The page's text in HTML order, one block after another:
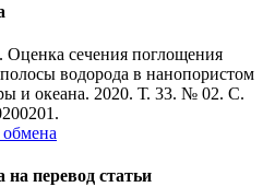
сечения поглощения
водорода в нанопористом
и океана. 2020. Т. 33. № 02. С.
перевод статьи